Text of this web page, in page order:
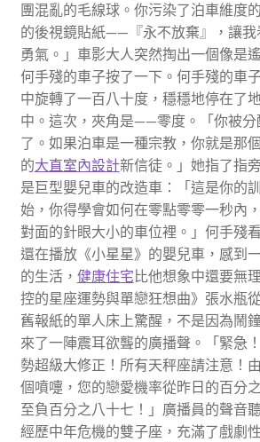
團混亂的毛線球。你污染了泊車維度
的後視鏡貼紙——『永不放棄』，讓我
勇氣。」車影大人突然掏出一個像是
何手殘的車子按了一下。何手殘的車
中旋轉了一百八十度，穩穩地停在了
中。這次，夾角是——零度。「你被分
了。如果泊車是一種宗教，你就是那
的大直室內設計新信徒。」她指了指
是巨型嬰兒車的改造車：「這是你的
始，你得學會如何在零點零零一秒內
對面的針眼大小的車位裡。」何手殘
還在播放《小星星》的嬰兒車，感到
的生活， 健康住宅比他想象中還要無
控的星座運勢與單戀狂想曲》張水瓶
舊報紙的單人床上驚醒，不是因為鬧
來了一陣震耳欲聾的廣播聲。「緊急
勢超級大修正！所有天秤座請注意！
個噴嚏，您的戀愛機率從昨日的百分
至負百分之八十七！」廣播員的聲音
經歷中年危機的雙子座，充滿了戲劇